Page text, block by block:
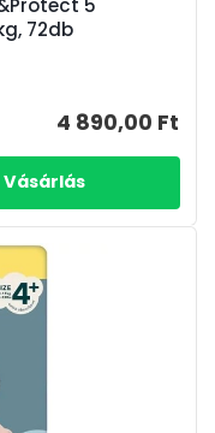
5
72db
4 890,00 Ft